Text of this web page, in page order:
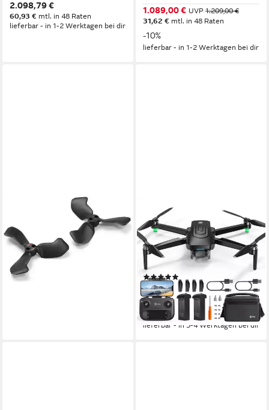
2.098,79 €
60,93 € mtl. in 48 Raten
lieferbar - in 1-2 Werktagen bei dir
1.089,00 € UVP 1.209,00 €
31,62 € mtl. in 48 Raten
-10%
lieferbar - in 1-2 Werktagen bei dir
Drohnenpropeller, Ø 16,2 cm
ab 5,00 €
lieferbar in 3 Wochen
HOLY STONE
GPS Drohne für Erwachsene
– 4K EIS Kamera + 60 Min
Flugzeit Drohne (Faltbare RC
Modelle mit 60 Min Flugzeit)
189,99 € UVP 328,99 €
17,35 €mtl. in 12 Raten
-42%
lieferbar - in 3-4 Werktagen bei dir